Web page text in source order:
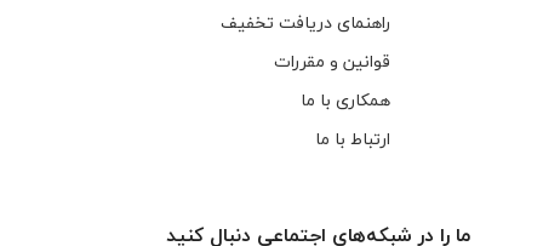
راهنمای دریافت تخفیف
قوانین و مقررات
همکاری با ما
ارتباط با ما
ما را در شبکه‌های اجتماعی دنبال کنید